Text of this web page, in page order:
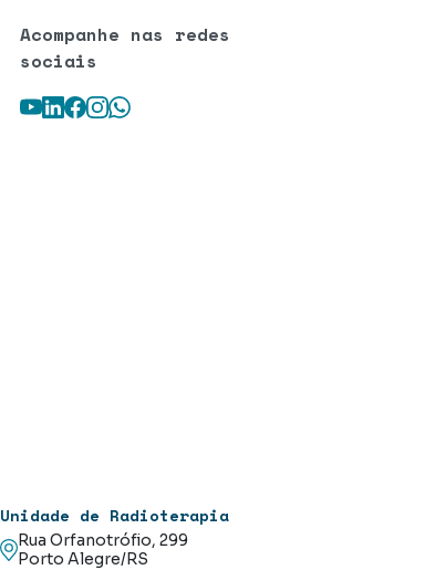
Acompanhe nas redes
sociais
Youtube
LinkedIn
Facebook
Instagram
WhatsApp
Unidade de Radioterapia
Rua Orfanotrófio, 299
Porto Alegre/RS